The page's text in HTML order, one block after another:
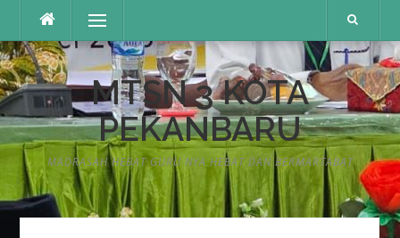
konten
Menu
MTSN 3 KOTA
PEKANBARU
MADRASAH HEBAT GURU NYA HEBAT DAN BERMARTABAT